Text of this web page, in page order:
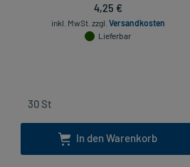
4,25 €
inkl. MwSt. zzgl. Versandkosten
Lieferbar
In den Warenkorb